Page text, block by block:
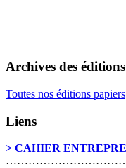
Archives des
Toutes nos éditions papiers
Liens
> CAHIER